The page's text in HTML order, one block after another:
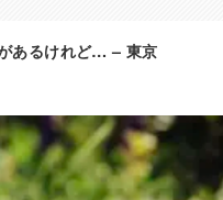
あるけれど… – 東京